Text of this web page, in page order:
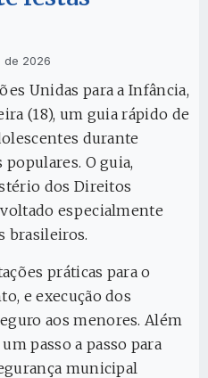
de 2026
Unidas para a Infância,
(18), um guia rápido de
durante
O guia,
dos Direitos
especialmente
brasileiros.
práticas para o
e execução dos
aos menores. Além
passo a passo para
municipal